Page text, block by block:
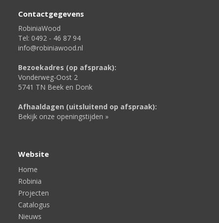
Contactgegevens
RobiniaWood
Tel: 0492 - 46 87 94
info@robiniawood.nl
Bezoekadres (op afspraak):
Vonderweg-Oost 2
5741 TN Beek en Donk
Afhaaldagen (uitsluitend op afspraak):
Bekijk onze openingstijden »
Website
Home
Robinia
Projecten
Catalogus
Nieuws